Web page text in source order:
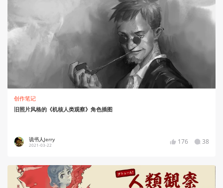
创作笔记
旧照片风格的《机核人类观察》角色插图
说书人Jerry
2021-03-22 176 38